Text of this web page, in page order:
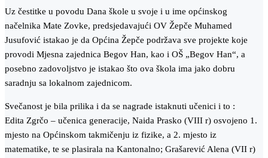
Uz čestitke u povodu Dana škole u svoje i u ime općinskog
načelnika Mate Zovke, predsjedavajući OV Žepče Muhamed
Jusufović istakao je da Općina Žepče podržava sve projekte koje
provodi Mjesna zajednica Begov Han, kao i OŠ „Begov Han“, a
posebno zadovoljstvo je istakao što ova škola ima jako dobru
saradnju sa lokalnom zajednicom.
Svečanost je bila prilika i da se nagrade istaknuti učenici i to :
Edita Zgrčo – učenica generacije, Naida Prasko (VIII r) osvojeno 1.
mjesto na Općinskom takmičenju iz fizike, a 2. mjesto iz
matematike, te se plasirala na Kantonalno; Grašarević Alena (VII r)